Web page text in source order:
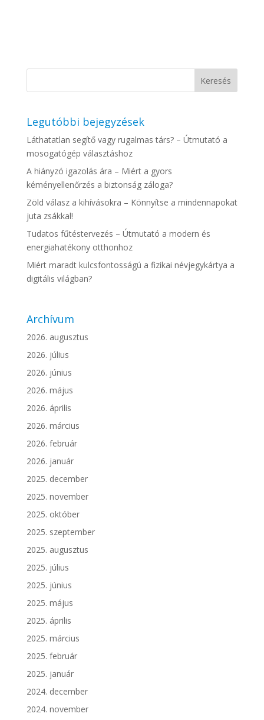
Legutóbbi bejegyzések
Láthatatlan segítő vagy rugalmas társ? – Útmutató a
mosogatógép választáshoz
A hiányzó igazolás ára – Miért a gyors
kéményellenőrzés a biztonság záloga?
Zöld válasz a kihívásokra – Könnyítse a mindennapokat
juta zsákkal!
Tudatos fűtéstervezés – Útmutató a modern és
energiahatékony otthonhoz
Miért maradt kulcsfontosságú a fizikai névjegykártya a
digitális világban?
Archívum
2026. augusztus
2026. július
2026. június
2026. május
2026. április
2026. március
2026. február
2026. január
2025. december
2025. november
2025. október
2025. szeptember
2025. augusztus
2025. július
2025. június
2025. május
2025. április
2025. március
2025. február
2025. január
2024. december
2024. november